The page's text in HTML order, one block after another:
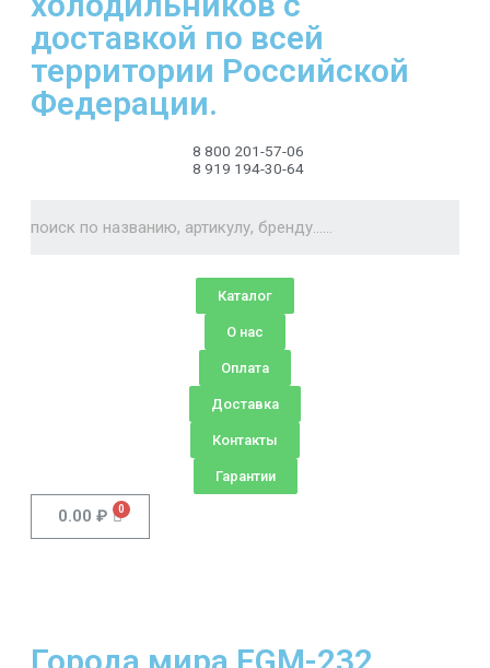
доставкой по всей
территории Российской
Федерации.
8 800 201-57-06
8 919 194-30-64
Каталог
О нас
Оплата
Доставка
Контакты
Гарантии
0.00 ₽